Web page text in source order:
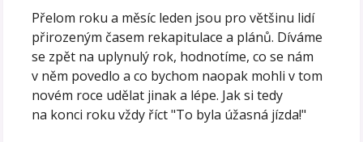
Přelom roku a měsíc leden jsou pro většinu lidí
přirozeným časem rekapitulace a plánů. Díváme
se zpět na uplynulý rok, hodnotíme, co se nám
v něm povedlo a co bychom naopak mohli v tom
novém roce udělat jinak a lépe. Jak si tedy
na konci roku vždy říct "To byla úžasná jízda!"